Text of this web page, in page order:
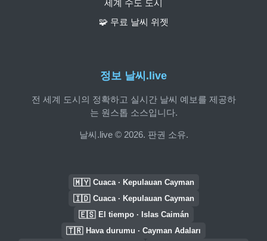
정보 날씨.live
전 세계 도시의 정확하고 실시간 날씨 예보를 제공하
는 원스톱 소스입니다.
날씨.live © 2026. 판권 소유.
세계 수도 도시
🧩 무료 날씨 위젯
🇲🇾 Cuaca · Kepulauan Cayman
🇮🇩 Cuaca · Kepulauan Cayman
🇪🇸 El tiempo · Islas Caimán
🇹🇷 Hava durumu · Cayman Adaları